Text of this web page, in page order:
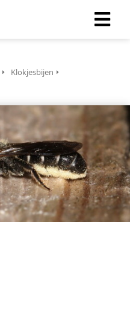
Klokjesbijen